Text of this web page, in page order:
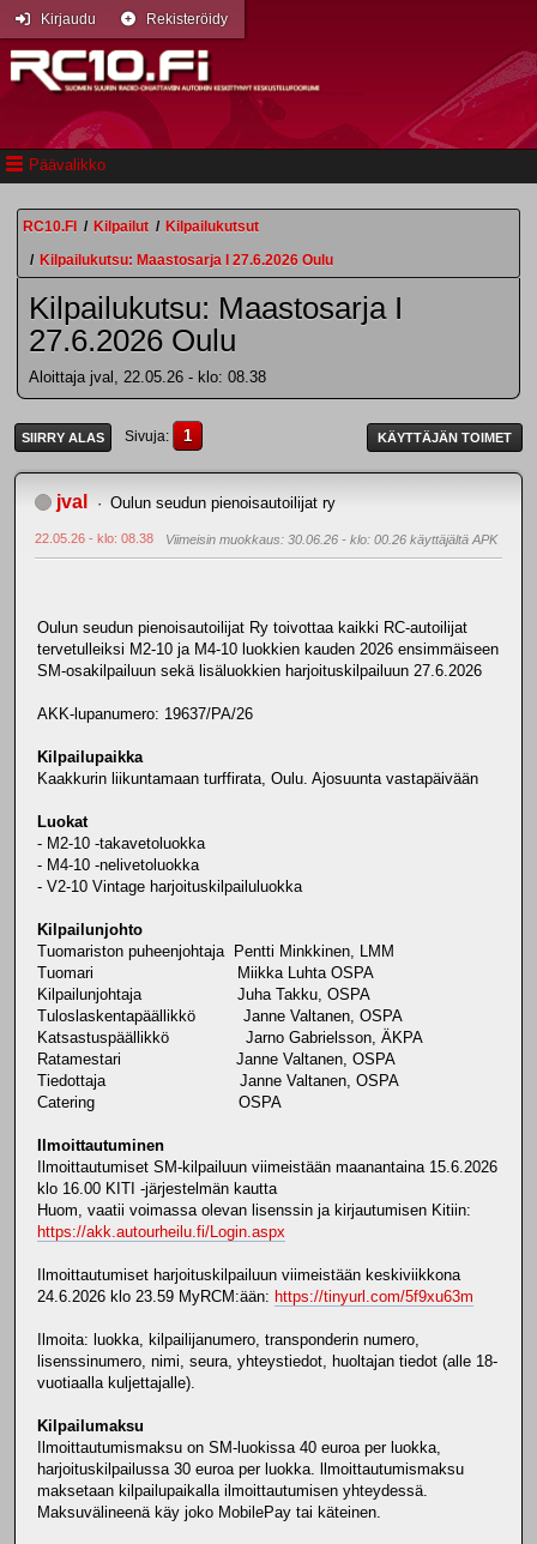
Päävalikko
Kirjaudu Rekisteröidy
RC10.FI / Kilpailut / Kilpailukutsut
/ Kilpailukutsu: Maastosarja I 27.6.2026 Oulu
Kilpailukutsu: Maastosarja I
27.6.2026 Oulu
Aloittaja jval, 22.05.26 - klo: 08.38
SIIRRY ALAS Sivuja 1 KÄYTTÄJÄN TOIMET
jval Oulun seudun pienoisautoilijat ry
22.05.26 - klo: 08.38 Viimeisin muokkaus: 30.06.26 - klo: 00.26 käyttäjältä APK
Oulun seudun pienoisautoilijat Ry toivottaa kaikki RC-autoilijat
tervetulleiksi M2-10 ja M4-10 luokkien kauden 2026 ensimmäiseen
SM-osakilpailuun sekä lisäluokkien harjoituskilpailuun 27.6.2026
AKK-lupanumero: 19637/PA/26
Kilpailupaikka
Kaakkurin liikuntamaan turffirata, Oulu. Ajosuunta vastapäivään
Luokat
- M2-10 -takavetoluokka
- M4-10 -nelivetoluokka
- V2-10 Vintage harjoituskilpailuluokka
Kilpailunjohto
Tuomariston puheenjohtaja Pentti Minkkinen, LMM
Tuomari Miikka Luhta OSPA
Kilpailunjohtaja Juha Takku, OSPA
Tuloslaskentapäällikkö Janne Valtanen, OSPA
Katsastuspäällikkö Jarno Gabrielsson, ÄKPA
Ratamestari Janne Valtanen, OSPA
Tiedottaja Janne Valtanen, OSPA
Catering OSPA
Ilmoittautuminen
Ilmoittautumiset SM-kilpailuun viimeistään maanantaina 15.6.2026
klo 16.00 KITI -järjestelmän kautta
Huom, vaatii voimassa olevan lisenssin ja kirjautumisen Kitiin:
https://akk.autourheilu.fi/Login.aspx
Ilmoittautumiset harjoituskilpailuun viimeistään keskiviikkona
24.6.2026 klo 23.59 MyRCM:ään: https://tinyurl.com/5f9xu63m
Ilmoita: luokka, kilpailijanumero, transponderin numero,
lisenssinumero, nimi, seura, yhteystiedot, huoltajan tiedot (alle 18-
vuotiaalla kuljettajalle).
Kilpailumaksu
Ilmoittautumismaksu on SM-luokissa 40 euroa per luokka,
harjoituskilpailussa 30 euroa per luokka. llmoittautumismaksu
maksetaan kilpailupaikalla ilmoittautumisen yhteydessä.
Maksuvälineenä käy joko MobilePay tai käteinen.